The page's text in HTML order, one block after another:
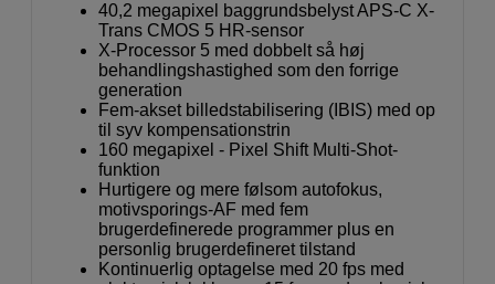
40,2 megapixel baggrundsbelyst APS-C X-
Trans CMOS 5 HR-sensor
X-Processor 5 med dobbelt så høj
behandlingshastighed som den forrige
generation
Fem-akset billedstabilisering (IBIS) med op
til syv kompensationstrin
160 megapixel - Pixel Shift Multi-Shot-
funktion
Hurtigere og mere følsom autofokus,
motivsporings-AF med fem
brugerdefinerede programmer plus en
personlig brugerdefineret tilstand
Kontinuerlig optagelse med 20 fps med